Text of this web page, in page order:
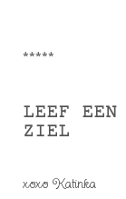
*****
LEEF
ZIEL
xoxo Katinka